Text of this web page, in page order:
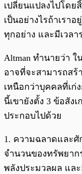
เปลี่ยนแปลงไปโดย
เป็นอย่างไรถ้าเรา
ทุกอย่าง และมีเวล
Altman ทำนายว่า
อาจที่จะสามารถสร้
เหนือกว่าบุคคลที่เก่
นี้เขายังตั้ง 3 ข้อสัง
ประกอบไปด้วย
1. ความฉลาดและ
จำนวนของทรัพยาก
พลังประมวลผล แล